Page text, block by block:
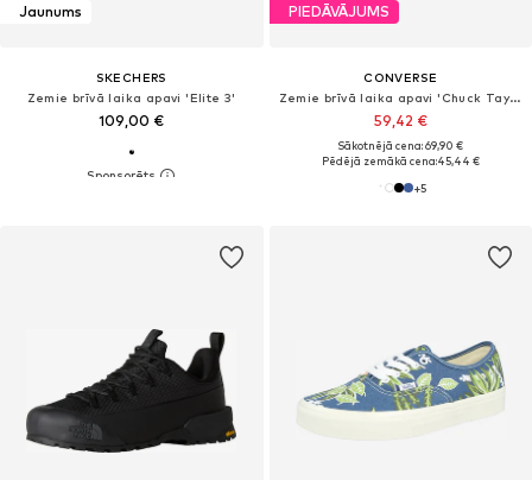
Jaunums
SKECHERS
Zemie brīvā laika apavi 'Elite 3'
109,00 €
PIEDĀVĀJUMS
CONVERSE
Zemie brīvā laika apavi 'Chuck Taylor All Star Classic'
59,42 €
Sākotnējā cena: 69,90 €
Pēdējā zemākā cena:45,44 €
+5